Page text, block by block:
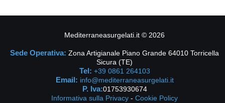
Mediterraneasurgelati.it © 2026
Sede Operativa: Zona Artigianale Piano Grande 64010 Torricella
Sicura (TE)
Tel: +39 0861 264103
Email: info@mediterraneasurgelati.it
P. Iva:01753930674
Informativa sulla Privacy - Cookie Policy